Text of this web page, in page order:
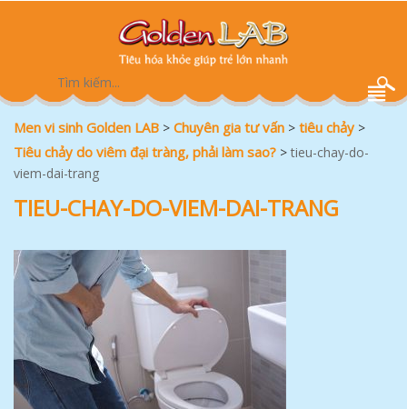
Men vi sinh Golden LAB > Chuyên gia tư vấn > tiêu chảy>
Tiêu chảy do viêm đại tràng, phải làm sao? >tieu-chay-do-
viem-dai-trang
TIEU-CHAY-DO-VIEM-DAI-TRANG